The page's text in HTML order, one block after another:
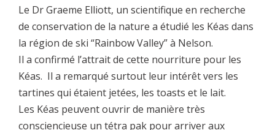
Le Dr Graeme Elliott, un scientifique en recherche
de conservation de la nature a étudié les Kéas dans
la région de ski “Rainbow Valley” à Nelson.
Il a confirmé l’attrait de cette nourriture pour les
Kéas. Il a remarqué surtout leur intérêt vers les
tartines qui étaient jetées, les toasts et le lait.
Les Kéas peuvent ouvrir de manière très
consciencieuse un tétra pak pour arriver aux